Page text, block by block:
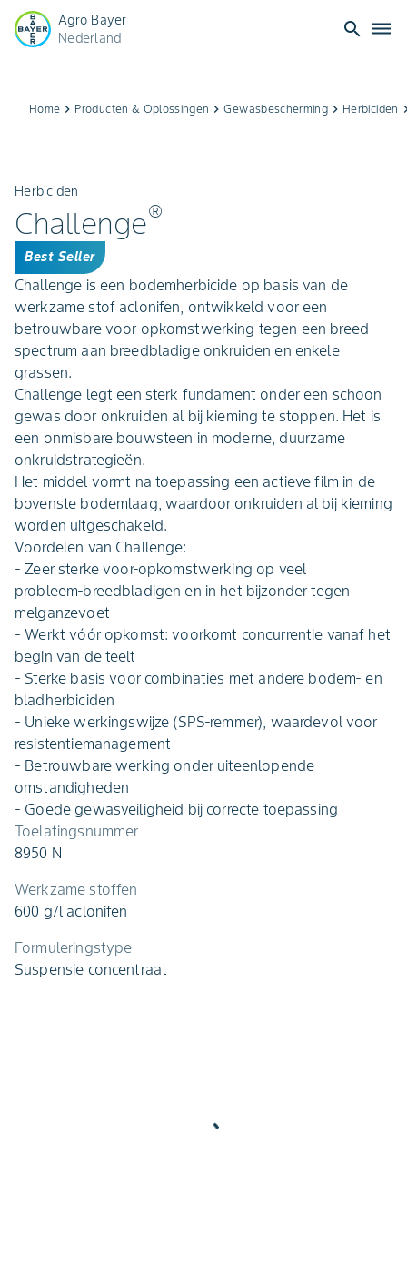
Agro Bayer
Nederland
search dehaze
Home keyboard_arrow_right Producten & Oplossingen keyboard_arrow_rightGewasbescherming keyboard_arrow_right Herbiciden
Herbiciden
Challenge®
Best Seller
Challenge is een bodemherbicide op basis van de
werkzame stof aclonifen, ontwikkeld voor een
betrouwbare voor‑opkomstwerking tegen een breed
spectrum aan breedbladige onkruiden en enkele
grassen.
Challenge legt een sterk fundament onder een schoon
gewas door onkruiden al bij kieming te stoppen. Het is
een onmisbare bouwsteen in moderne, duurzame
onkruidstrategieën.
Het middel vormt na toepassing een actieve film in de
bovenste bodemlaag, waardoor onkruiden al bij kieming
worden uitgeschakeld.
Voordelen van Challenge:
- Zeer sterke voor‑opkomstwerking op veel
probleem‑breedbladigen en in het bijzonder tegen
melganzevoet
- Werkt vóór opkomst: voorkomt concurrentie vanaf het
begin van de teelt
- Sterke basis voor combinaties met andere bodem‑ en
bladherbiciden
- Unieke werkingswijze (SPS‑remmer), waardevol voor
resistentiemanagement
- Betrouwbare werking onder uiteenlopende
omstandigheden
- Goede gewasveiligheid bij correcte toepassing
Toelatingsnummer
8950 N
Werkzame stoffen
600 g/l aclonifen
Formuleringstype
Suspensie concentraat